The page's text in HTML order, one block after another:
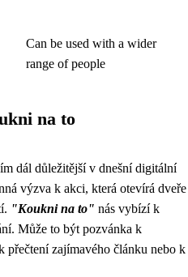
Can be used with a wider
range of people
na to
dál důležitější v dnešní digitální
výzva k akci, která otevírá dveře
"Koukni na to" nás vybízí k
Může to být pozvánka k
přečtení zajímavého článku nebo k